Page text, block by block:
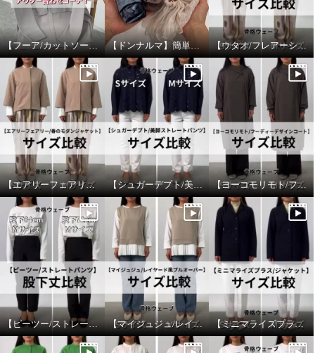
【フーア/カットソープルオーバー】アウター合わせ！ 【ドンナルマ】簡単ヘアアレンジ！ 【ウタオ/フレアーシルエットシャツ】サイズ比較
【エアリーフェアリー/春のモダンジャケット】サイズ比較 【シュガーデプト/美脚ストレートパンツ】サイズ比較 【ヨーコモリモト/フーディーデザインコート】サイズ比較
【ピーツー/ストレートパンツ】股下丈比較 【マイジュジュ/レイヤード風プルオーバー】サイズ比較 【ミニマライズプラス/ジャケット】サイズ比較